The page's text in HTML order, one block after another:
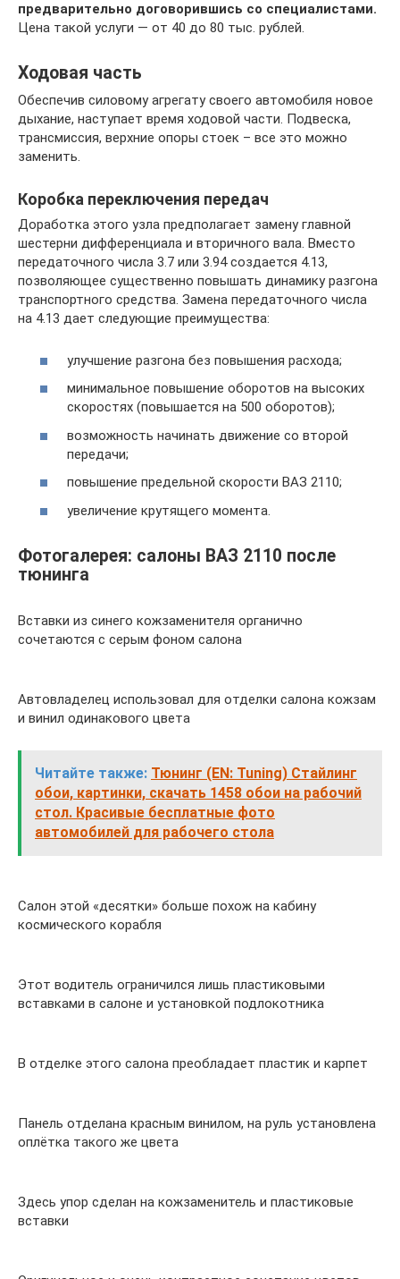
предварительно договорившись со специалистами.
Цена такой услуги — от 40 до 80 тыс. рублей.
Ходовая часть
Обеспечив силовому агрегату своего автомобиля новое
дыхание, наступает время ходовой части. Подвеска,
трансмиссия, верхние опоры стоек – все это можно
заменить.
Коробка переключения передач
Доработка этого узла предполагает замену главной
шестерни дифференциала и вторичного вала. Вместо
передаточного числа 3.7 или 3.94 создается 4.13,
позволяющее существенно повышать динамику разгона
транспортного средства. Замена передаточного числа
на 4.13 дает следующие преимущества:
улучшение разгона без повышения расхода;
минимальное повышение оборотов на высоких
скоростях (повышается на 500 оборотов);
возможность начинать движение со второй
передачи;
повышение предельной скорости ВАЗ 2110;
увеличение крутящего момента.
Фотогалерея: салоны ВАЗ 2110 после
тюнинга
Вставки из синего кожзаменителя органично
сочетаются с серым фоном салона
Автовладелец использовал для отделки салона кожзам
и винил одинакового цвета
Читайте также: Тюнинг (EN: Tuning) Стайлинг
обои, картинки, скачать 1458 обои на рабочий
стол. Красивые бесплатные фото
автомобилей для рабочего стола
Салон этой «десятки» больше похож на кабину
космического корабля
Этот водитель ограничился лишь пластиковыми
вставками в салоне и установкой подлокотника
В отделке этого салона преобладает пластик и карпет
Панель отделана красным винилом, на руль установлена
оплётка такого же цвета
Здесь упор сделан на кожзаменитель и пластиковые
вставки